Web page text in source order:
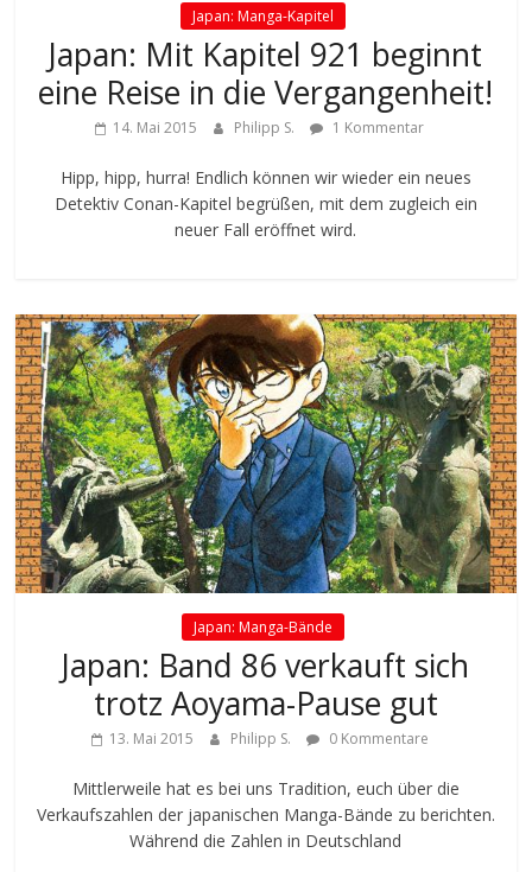
Japan: Manga-Kapitel
Japan: Mit Kapitel 921 beginnt
eine Reise in die Vergangenheit!
14. Mai 2015 Philipp S. 1 Kommentar
Hipp, hipp, hurra! Endlich können wir wieder ein neues
Detektiv Conan-Kapitel begrüßen, mit dem zugleich ein
neuer Fall eröffnet wird.
Japan: Manga-Bände
Japan: Band 86 verkauft sich
trotz Aoyama-Pause gut
13. Mai 2015 Philipp S. 0 Kommentare
Mittlerweile hat es bei uns Tradition, euch über die
Verkaufszahlen der japanischen Manga-Bände zu berichten.
Während die Zahlen in Deutschland